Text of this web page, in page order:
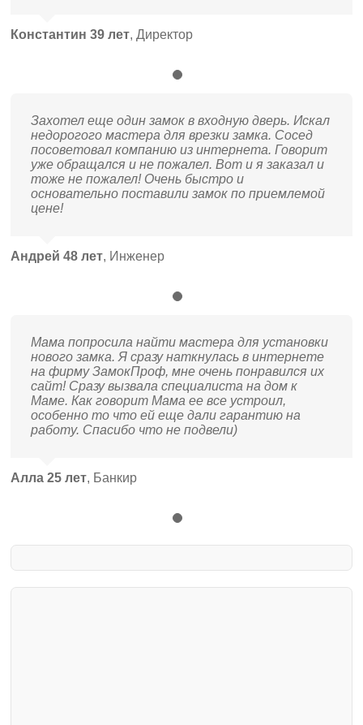
Константин 39 лет, Директор
Захотел еще один замок в входную дверь. Искал
недорогого мастера для врезки замка. Сосед
посоветовал компанию из интернета. Говорит
уже обращался и не пожалел. Вот и я заказал и
тоже не пожалел! Очень быстро и
основательно поставили замок по приемлемой
цене!
Андрей 48 лет, Инженер
Мама попросила найти мастера для установки
нового замка. Я сразу наткнулась в интернете
на фирму ЗамокПроф, мне очень понравился их
сайт! Сразу вызвала специалиста на дом к
Маме. Как говорит Мама ее все устроил,
особенно то что ей еще дали гарантию на
работу. Спасибо что не подвели)
Алла 25 лет, Банкир